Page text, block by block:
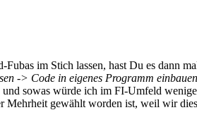
im Stich lassen, hast Du es dann
-> Code in eigenes Programm
sowas würde ich im FI-Umfeld
gewählt worden ist, weil wir